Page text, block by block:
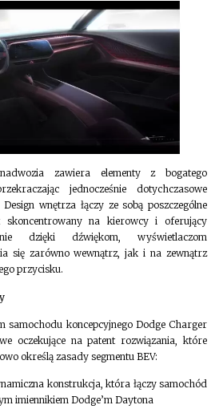
zawiera elementy z bogatego
jednocześnie dotychczasowe
wnętrza łączy ze sobą poszczególne
skoncentrowany na kierowcy i oferujący
dzięki dźwiękom, wyświetlaczom
się zarówno wewnątrz, jak i na zewnątrz
przycisku.
samochodu koncepcyjnego Dodge Charger
oczekujące na patent rozwiązania, które
określą zasady segmentu BEV:
konstrukcja, która łączy samochód
imiennikiem Dodge’m Daytona